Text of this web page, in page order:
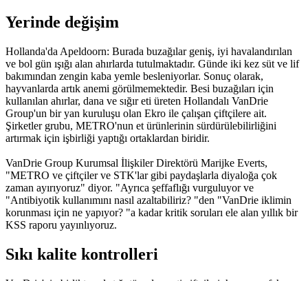
Yerinde değişim
Hollanda'da Apeldoorn: Burada buzağılar geniş, iyi havalandırılan
ve bol gün ışığı alan ahırlarda tutulmaktadır. Günde iki kez süt ve lif
bakımından zengin kaba yemle besleniyorlar. Sonuç olarak,
hayvanlarda artık anemi görülmemektedir. Besi buzağıları için
kullanılan ahırlar, dana ve sığır eti üreten Hollandalı VanDrie
Group'un bir yan kuruluşu olan Ekro ile çalışan çiftçilere ait.
Şirketler grubu, METRO'nun et ürünlerinin sürdürülebilirliğini
artırmak için işbirliği yaptığı ortaklardan biridir.
VanDrie Group Kurumsal İlişkiler Direktörü Marijke Everts,
"METRO ve çiftçiler ve STK'lar gibi paydaşlarla diyaloğa çok
zaman ayırıyoruz" diyor. "Ayrıca şeffaflığı vurguluyor ve
"Antibiyotik kullanımını nasıl azaltabiliriz? "den "VanDrie iklimin
korunması için ne yapıyor? "a kadar kritik soruları ele alan yıllık bir
KSS raporu yayınlıyoruz.
Sıkı kalite kontrolleri